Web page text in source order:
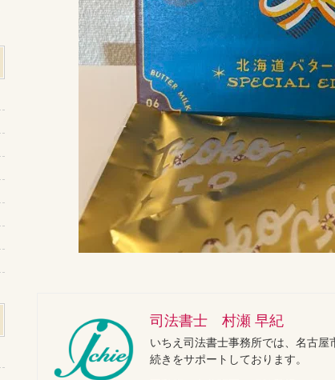
司法書士 村瀬 早紀
いちえ司法書士事務所では、名古
続きをサポートしております。